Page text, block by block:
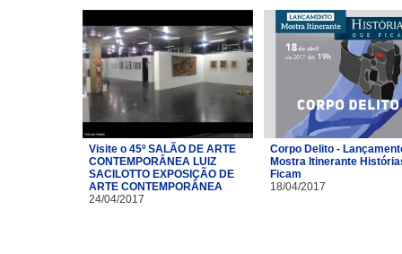
Visite o 45º SALÃO DE ARTE
CONTEMPORÂNEA LUIZ
SACILOTTO EXPOSIÇÃO DE
ARTE CONTEMPORÂNEA
24/04/2017
Corpo Delito -
Mostra Itinerante
Ficam
18/04/2017